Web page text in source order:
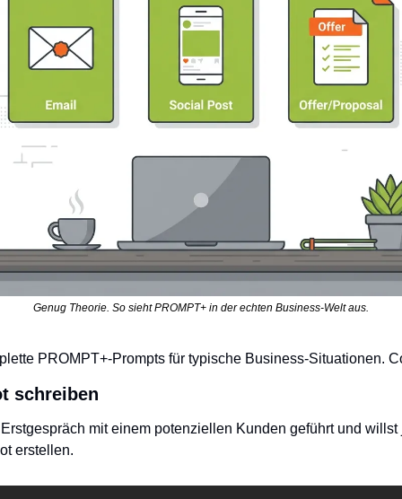
Genug Theorie. So sieht PROMPT+ in der echten Business-Welt aus.
PROMPT+-Prompts für typische Business-Situationen.
schreiben
mit einem potenziellen Kunden geführt und willst
erstellen.